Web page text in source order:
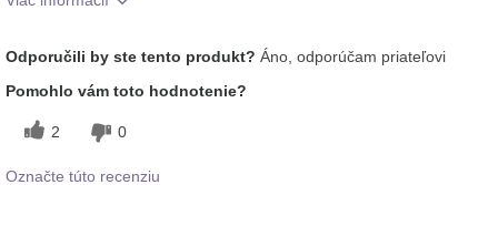
s používaním tohto
prípravku?
vstrebáva, Osviežujúci, Príjemný pocit
na pokožke
Odporučili by ste tento produkt? Áno, odporúčam priateľovi
Pomohlo vám toto hodnotenie?
2 0
Označte túto recenziu